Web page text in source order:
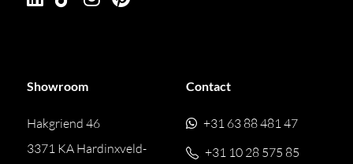
Showroom
Hakgriend 46
3371 KA Hardinxveld-
Contact
+31 63 88 481 47
+31 10 28 575 85